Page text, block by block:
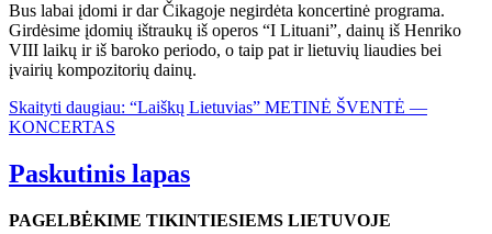
Bus labai įdomi ir dar Čikagoje negirdėta koncertinė programa.
Girdėsime įdomių ištraukų iš operos “I Lituani”, dainų iš Henriko
VIII laikų ir iš baroko periodo, o taip pat ir lietuvių liaudies bei
įvairių kompozitorių dainų.
Skaityti daugiau: “Laiškų Lietuvias” METINĖ ŠVENTĖ —
KONCERTAS
Paskutinis lapas
PAGELBĖKIME TIKINTIESIEMS LIETUVOJE